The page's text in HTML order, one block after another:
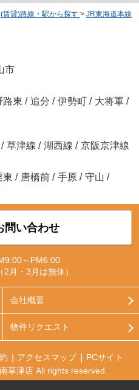
(賃貸)路線・駅から探す > JR東海道本線
市
路東 / 追分 / 伊勢町 / 大将軍 /
/ 草津線 / 湖西線 / 京阪京津線
東 / 唐橋前 / 手原 / 守山 /
問い合わせ
～PM6:00
2月・3月は無休）
会社概要
物件リクエスト
アクセスマップ
PCサイト
草津店 All rights reserved.